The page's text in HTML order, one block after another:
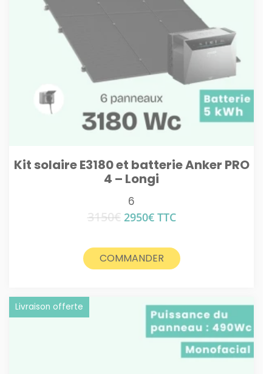
Kit solaire E3180 et batterie Anker PRO
4 – Longi
6
3150€ Le
était :
3150€.
2950€Le
est :
2950€.
TTC
COMMANDER
Livraison offerte